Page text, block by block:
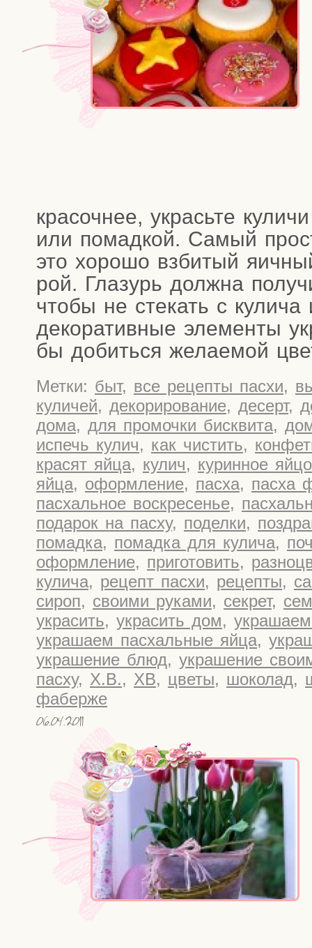
кра­соч­нее, укрась­те
или помад­кой. Самый
это хоро­шо взби­тый
рой. Гла­зурь долж­на
что­бы не сте­кать с
деко­ра­тив­ные эле­мен­ты
бы добить­ся жела­е­мой
Метки: быт, все рецепты пасхи,
куличей, декорирование, десерт,
дома, для промочки бисквита,
испечь кулич, как чистить,
красят яйца, кулич, куринное яйцо
яйца, оформление, пасха, пасха
пасхальное воскресенье,
подарок на пасху, поделки,
помадка, помадка для кулича,
оформление, приготовить,
кулича, рецепт пасхи, рецепты,
сироп, своими руками, секрет,
украсить, украсить дом,
украшаем пасхальные яйца,
украшение блюд, украшение
пасху, Х.В., ХВ, цветы, шоколад,
фаберже
06.04.2011